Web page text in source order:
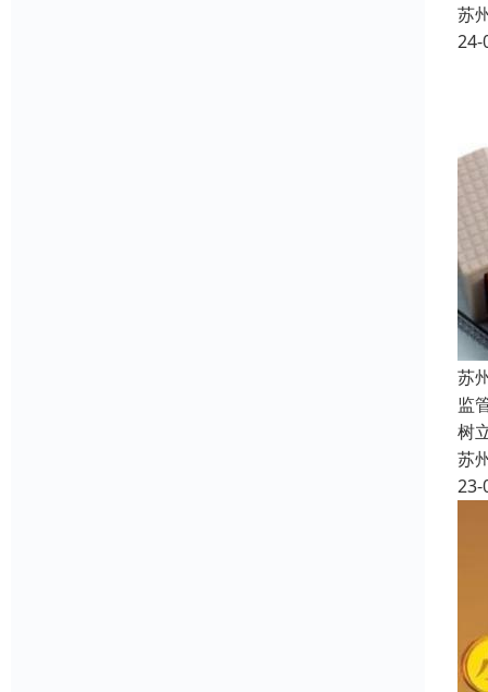
苏
24-
苏
监
树
苏
23-